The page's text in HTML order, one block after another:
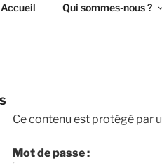
Accueil Qui sommes-nous ?
Ce contenu est protégé par
Mot de passe :